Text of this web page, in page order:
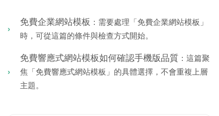
免費企業網站模板 ：需要處理「免費企業網站模板」
時，可從這篇的條件與檢查方式開始。
免費響應式網站模板如何確認手機版品質：這篇聚
焦「免費響應式網站模板」的具體選擇，不會重複上層
主題。